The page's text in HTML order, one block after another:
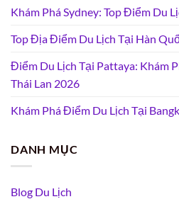
Khám Phá Sydney: Top Điểm Du
Top Địa Điểm Du Lịch Tại Hàn
Điểm Du Lịch Tại Pattaya: Khám
Thái Lan 2026
Khám Phá Điểm Du Lịch Tại
DANH MỤC
Blog Du Lịch